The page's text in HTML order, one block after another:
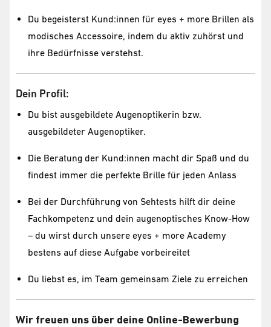
Du begeisterst Kund:innen für eyes + more Brillen als
modisches Accessoire, indem du aktiv zuhörst und
ihre Bedürfnisse verstehst.
Dein Profil:
Du bist ausgebildete Augenoptikerin bzw.
ausgebildeter Augenoptiker.
Die Beratung der Kund:innen macht dir Spaß und du
findest immer die perfekte Brille für jeden Anlass
Bei der Durchführung von Sehtests hilft dir deine
Fachkompetenz und dein augenoptisches Know-How
– du wirst durch unsere eyes + more Academy
bestens auf diese Aufgabe vorbeireitet
Du liebst es, im Team gemeinsam Ziele zu erreichen
Wir freuen uns über deine Online-Bewerbung